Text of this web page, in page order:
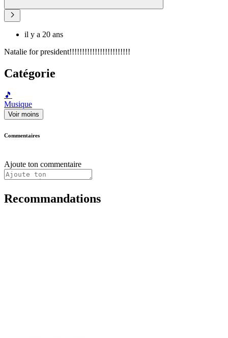
il y a 20 ans
Natalie for president!!!!!!!!!!!!!!!!!!!!!!!!
Catégorie
🎵
Musique
Voir moins
Commentaires
Ajoute ton commentaire
Recommandations